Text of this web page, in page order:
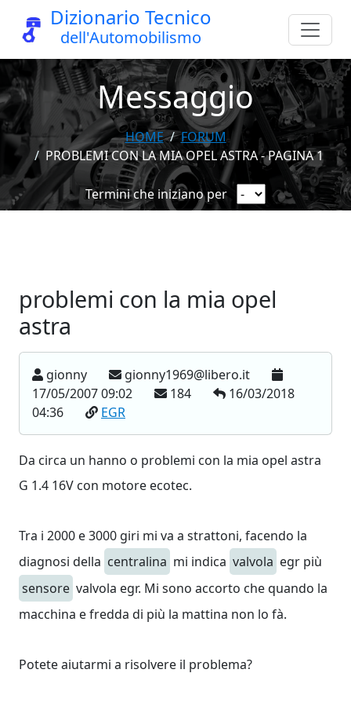
Dizionario Tecnico
dell'Automobilismo
Messaggio
HOME
FORUM
PROBLEMI CON LA MIA OPEL ASTRA - PAGINA 1
Termini che iniziano per
problemi con la mia opel
astra
gionny
gionny1969@libero.it
17/05/2007 09:02
184
16/03/2018
04:36
EGR
Da circa un hanno o problemi con la mia opel astra
G 1.4 16V con motore ecotec.
Tra i 2000 e 3000 giri mi va a strattoni, facendo la
diagnosi della centralina mi indica valvola egr più
sensore valvola egr. Mi sono accorto che quando la
macchina e fredda di più la mattina non lo fà.
Potete aiutarmi a risolvere il problema?